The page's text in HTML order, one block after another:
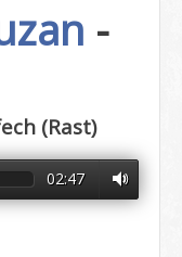
-
(Rast)
02:47